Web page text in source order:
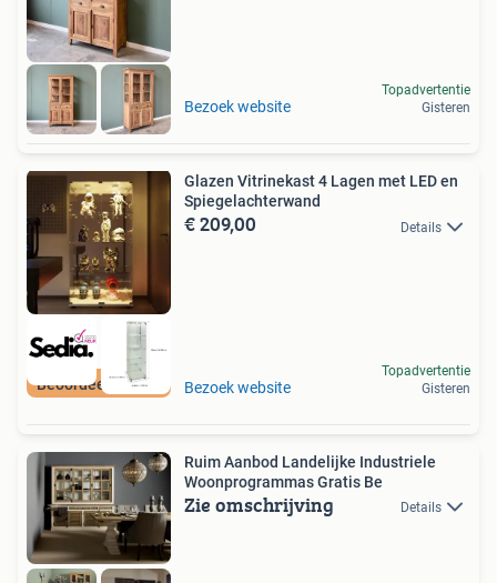
Bezoek website
Topadvertentie
Gisteren
Glazen Vitrinekast 4 Lagen met LED en
Spiegelachterwand
€ 209,00 Details
Bezoek website
Topadvertentie
Gisteren
Ruim Aanbod Landelijke Industriele
Woonprogrammas Gratis Be
Zie omschrijving Details